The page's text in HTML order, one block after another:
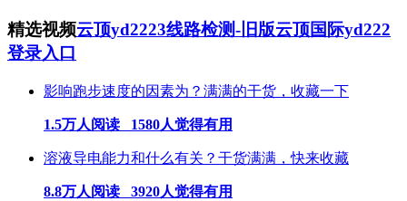
精选视频云顶yd2223线路检测-旧版云顶国际yd222
登录入口
影响跑步速度的因素为？满满的干货，收藏一下
1.5万人阅读 1580人觉得有用
溶液导电能力和什么有关？干货满满，快来收藏
8.8万人阅读 3920人觉得有用